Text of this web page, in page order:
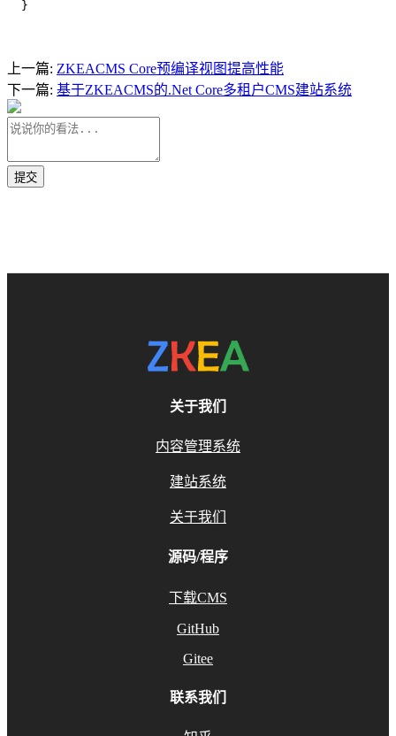
上一篇: ZKEACMS Core预编译视图提高性能
下一篇: 基于ZKEACMS的.Net Core多租户CMS建站系统
关于我们
内容管理系统
建站系统
关于我们
源码/程序
下载CMS
GitHub
Gitee
联系我们